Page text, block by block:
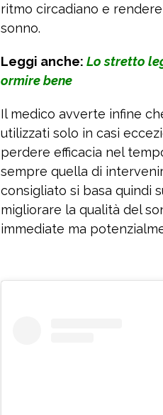
ritmo circadiano e
sonno.
Leggi anche: Lo stretto
ormire bene
Il medico avverte infine
utilizzati solo in casi
perdere efficacia nel
sempre quella di
consigliato si basa quindi
migliorare la qualità del
immediate ma